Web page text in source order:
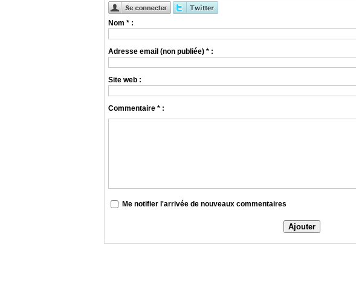
Nom * :
Adresse email (non publiée) * :
Site web :
Commentaire * :
Me notifier l'arrivée de nouveaux commentaires